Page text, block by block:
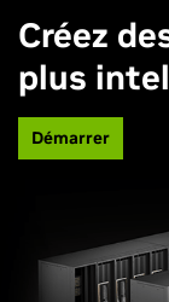
Créez
plus
Démarrer